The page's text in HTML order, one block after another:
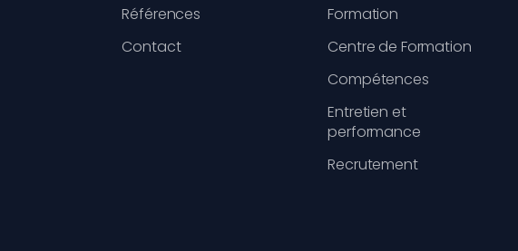
Références
Contact
Formation
Centre de Formation
Compétences
Entretien et
performance
Recrutement